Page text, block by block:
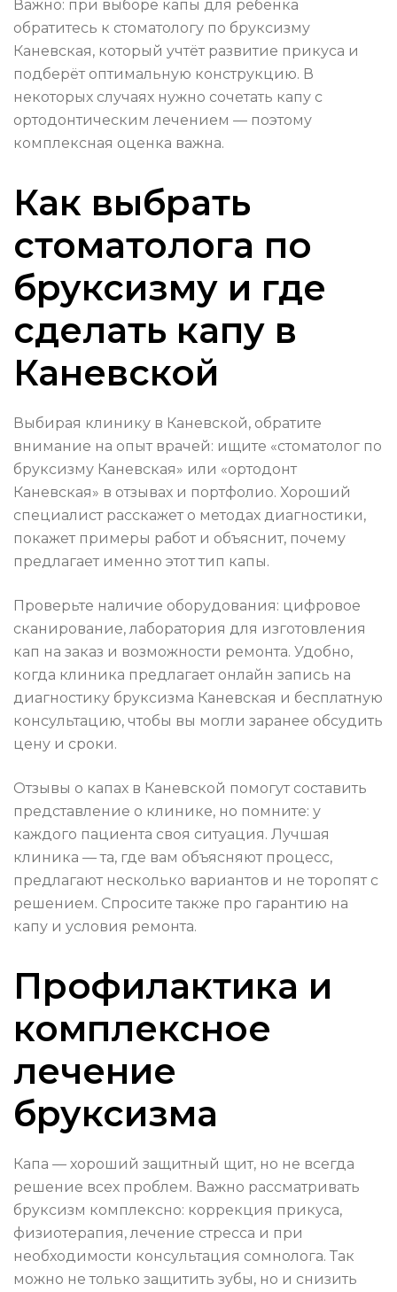
Важно: при выборе капы для ребёнка
обратитесь к стоматологу по бруксизму
Каневская, который учтёт развитие прикуса и
подберёт оптимальную конструкцию. В
некоторых случаях нужно сочетать капу с
ортодонтическим лечением — поэтому
комплексная оценка важна.
Как выбрать
стоматолога по
бруксизму и где
сделать капу в
Каневской
Выбирая клинику в Каневской, обратите
внимание на опыт врачей: ищите «стоматолог по
бруксизму Каневская» или «ортодонт
Каневская» в отзывах и портфолио. Хороший
специалист расскажет о методах диагностики,
покажет примеры работ и объяснит, почему
предлагает именно этот тип капы.
Проверьте наличие оборудования: цифровое
сканирование, лаборатория для изготовления
кап на заказ и возможности ремонта. Удобно,
когда клиника предлагает онлайн запись на
диагностику бруксизма Каневская и бесплатную
консультацию, чтобы вы могли заранее обсудить
цену и сроки.
Отзывы о капах в Каневской помогут составить
представление о клинике, но помните: у
каждого пациента своя ситуация. Лучшая
клиника — та, где вам объясняют процесс,
предлагают несколько вариантов и не торопят с
решением. Спросите также про гарантию на
капу и условия ремонта.
Профилактика и
комплексное
лечение
бруксизма
Капа — хороший защитный щит, но не всегда
решение всех проблем. Важно рассматривать
бруксизм комплексно: коррекция прикуса,
физиотерапия, лечение стресса и при
необходимости консультация сомнолога. Так
можно не только защитить зубы, но и снизить